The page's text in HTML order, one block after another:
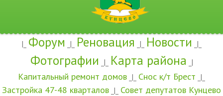
|_ Форум _|_ Реновация _|_ Новости _|_
Фотографии _|_ Карта района _|
Капитальный ремонт домов _|_ Снос к/т Брест _|_
Застройка 47-48 кварталов _|_ Совет депутатов Кунцево